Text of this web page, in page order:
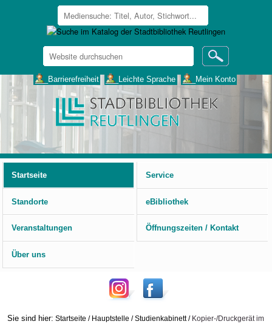
Website
durchsuchen
___Barrierefreiheit ___Leichte Sprache ___Mein Konto
Startseite
Service
Standorte eBibliothek
Veranstaltungen Öffnungszeiten / Kontakt
Über uns
Sie sind hier: Startseite / Hauptstelle /Studienkabinett / Kopier-/Druckgerät im